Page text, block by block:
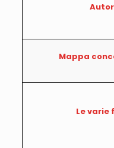
Mappa
Le varie